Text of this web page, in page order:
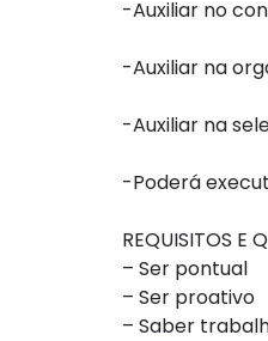
-Auxiliar no
-Auxiliar na
-Auxiliar na
-Poderá
REQUISITOS E
– Ser pontual
– Ser proativo
– Saber